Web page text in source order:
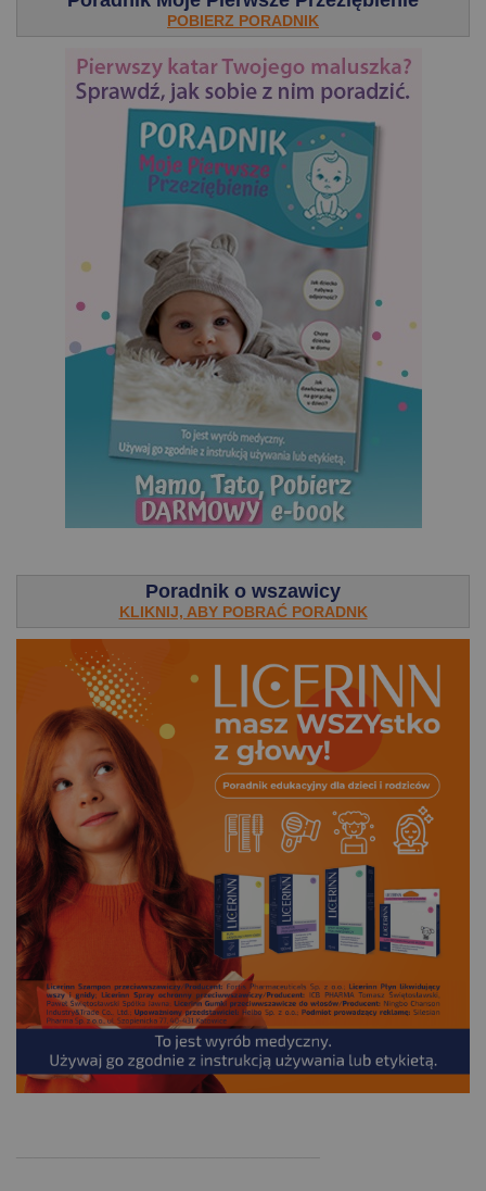
POBIERZ PORADNIK
Poradnik o wszawicy
KLIKNIJ, ABY POBRAĆ PORADNK